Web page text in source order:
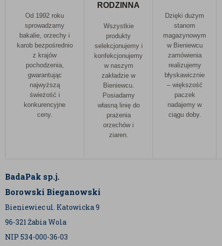
Od 1992 roku
sprowadzamy
bakalie, orzechy i
karob bezpośrednio
z krajów
pochodzenia,
gwarantując
najwyższą
świeżość i
konkurencyjne
ceny.
RODZINNA
Wszystkie
produkty
selekcjonujemy i
konfekcjonujemy
w naszym
zakładzie w
Bieniewcu.
Posiadamy
własną linię do
prażenia
orzechów i
ziaren.
Dzięki dużym
stanom
magazynowym
w Bieniewcu
zamówienia
realizujemy
błyskawicznie
– większość
paczek
nadajemy w
ciągu doby.
BadaPak sp.j.
Borowski Bieganowski
Bieniewiec ul. Katowicka 9
96-321 Żabia Wola
NIP 534-000-36-03